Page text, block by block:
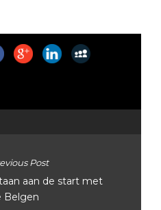
Post
aan de start met
Belgen